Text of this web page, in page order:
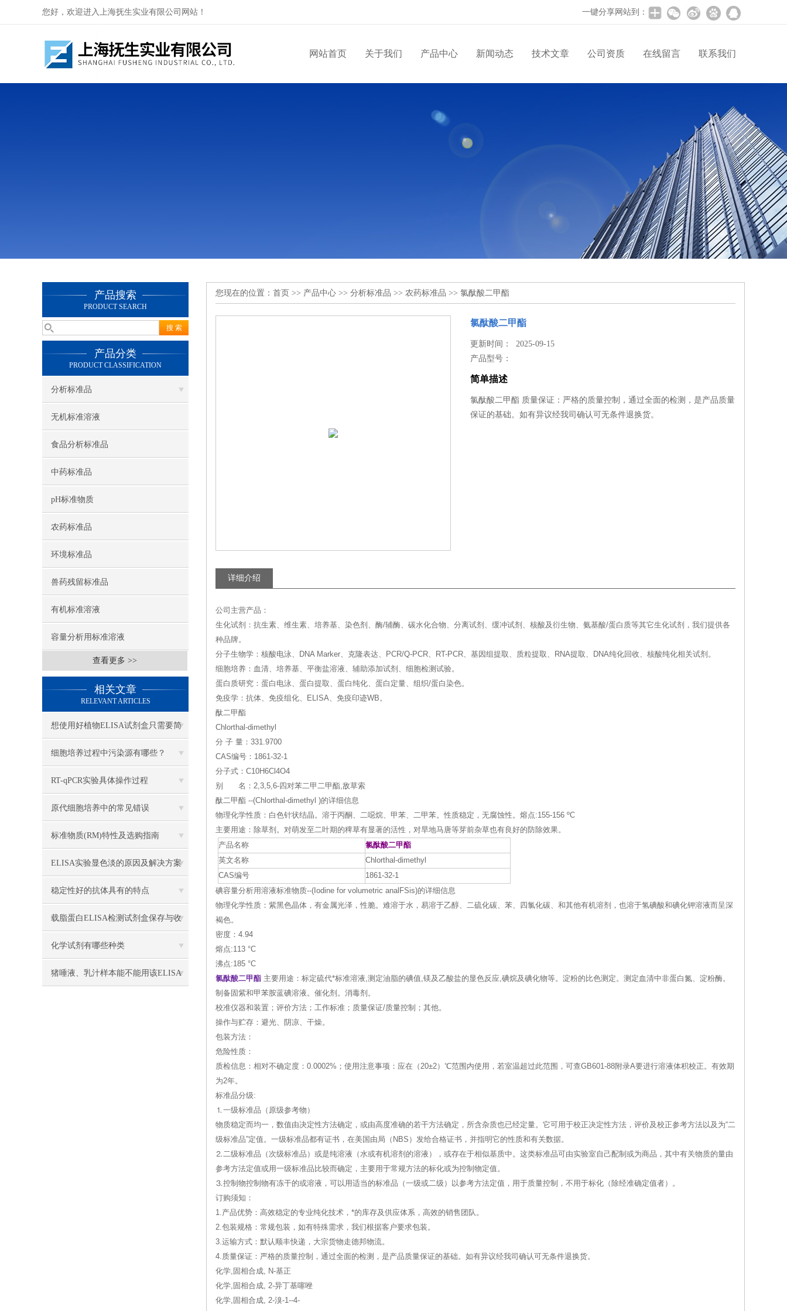
您好，欢迎进入上海抚生实业有限公司网站！ 一键分享网站到：
网站首页 关于我们 产品中心 新闻动态 技术文章 公司资质 在线留言 联系我们
产品搜索
PRODUCT SEARCH
产品分类
PRODUCT CLASSIFICATION
分析标准品
无机标准溶液
食品分析标准品
中药标准品
pH标准物质
农药标准品
环境标准品
兽药残留标准品
有机标准溶液
容量分析用标准溶液
查看更多 >>
相关文章
RELEVANT ARTICLES
想使用好植物ELISA试剂盒只需要简
单的九个步骤
细胞培养过程中污染源有哪些？
RT-qPCR实验具体操作过程
原代细胞培养中的常见错误
标准物质​(RM)特性及选购指南
ELISA实验显色淡的原因及解决方案
稳定性好的抗体具有的特点
载脂蛋白ELISA检测试剂盒保存与收
集
化学试剂有哪些种类
猪唾液、乳汁样本能不能用该ELISA
您现在的位置： 首页 >> 产品中心 >> 分析标准品 >> 农药标准品 >> 氯酞酸二甲酯
氯酞酸二甲酯
更新时间： 2025-09-15
产品型号：
简单描述
氯酞酸二甲酯 质量保证：严格的质量控制，通过全面的检测，是产品质量
保证的基础。如有异议经我司确认可无条件退换货。
详细介绍
公司主营产品：
生化试剂：抗生素、维生素、培养基、染色剂、酶/辅酶、碳水化合物、分离试剂、缓冲试剂、核酸及衍生物、氨基酸/蛋白质等其它生化试剂，我们提供各
种品牌。
分子生物学：核酸电泳、DNA Marker、克隆表达、PCR/Q-PCR、RT-PCR、基因组提取、质粒提取、RNA提取、DNA纯化回收、核酸纯化相关试剂。
细胞培养：血清、培养基、平衡盐溶液、辅助添加试剂、细胞检测试验。
蛋白质研究：蛋白电泳、蛋白提取、蛋白纯化、蛋白定量、组织/蛋白染色。
免疫学：抗体、免疫组化、ELISA、免疫印迹WB。
酞二甲酯
Chlorthal-dimethyl
分 子 量：331.9700
CAS编号：1861-32-1
分子式：C10H6Cl4O4
别 名：2,3,5,6-四对苯二甲二甲酯,敌草索
酞二甲酯 --(Chlorthal-dimethyl )的详细信息
物理化学性质：白色针状结晶。溶于丙酮、二噁烷、甲苯、二甲苯。性质稳定，无腐蚀性。熔点:155-156 ºC
主要用途：除草剂。对萌发至二叶期的稗草有显著的活性，对旱地马唐等芽前杂草也有良好的防除效果。
产品名称
氯酞酸二甲酯
英文名称
Chlorthal-dimethyl
CAS编号
1861-32-1
碘容量分析用溶液标准物质--(Iodine for volumetric analFSis)的详细信息
物理化学性质：紫黑色晶体，有金属光泽，性脆。难溶于水，易溶于乙醇、二硫化碳、苯、四氯化碳、和其他有机溶剂，也溶于氢碘酸和碘化钾溶液而呈深
褐色。
密度：4.94
熔点:113 °C
沸点:185 °C
氯酞酸二甲酯 主要用途：标定硫代*标准溶液,测定油脂的碘值,镁及乙酸盐的显色反应,碘烷及碘化物等。淀粉的比色测定。测定血清中非蛋白氮、淀粉酶。
制备固紫和甲苯胺蓝碘溶液。催化剂。消毒剂。
校准仪器和装置；评价方法；工作标准；质量保证/质量控制；其他。
操作与贮存：避光、阴凉、干燥。
包装方法：
危险性质：
质检信息：相对不确定度：0.0002%；使用注意事项：应在（20±2）℃范围内使用，若室温超过此范围，可查GB601-88附录A要进行溶液体积校正。有效期
为2年。
标准品分级:
⒈一级标准品（原级参考物）
物质稳定而均一，数值由决定性方法确定，或由高度准确的若干方法确定，所含杂质也已经定量。它可用于校正决定性方法，评价及校正参考方法以及为“二
级标准品”定值。一级标准品都有证书，在美国由局（NBS）发给合格证书，并指明它的性质和有关数据。
⒉二级标准品（次级标准品）或是纯溶液（水或有机溶剂的溶液），或存在于相似基质中。这类标准品可由实验室自己配制或为商品，其中有关物质的量由
参考方法定值或用一级标准品比较而确定，主要用于常规方法的标化或为控制物定值。
⒊控制物控制物有冻干的或溶液，可以用适当的标准品（一级或二级）以参考方法定值，用于质量控制，不用于标化（除经准确定值者）。
订购须知：
1.产品优势：高效稳定的专业纯化技术，*的库存及供应体系，高效的销售团队。
2.包装规格：常规包装，如有特殊需求，我们根据客户要求包装。
3.运输方式：默认顺丰快递，大宗货物走德邦物流。
4.质量保证：严格的质量控制，通过全面的检测，是产品质量保证的基础。如有异议经我司确认可无条件退换货。
化学,固相合成, N-基正
化学,固相合成, 2-异丁基噻唑
化学,固相合成, 2-溴-1--4-